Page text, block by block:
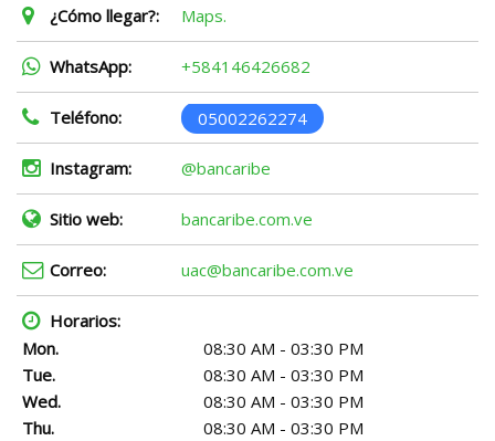
¿Cómo llegar?: Maps.
WhatsApp: +584146426682
Teléfono: 05002262274
Instagram: @bancaribe
Sitio web: bancaribe.com.ve
Correo: uac@bancaribe.com.ve
Horarios:
Mon.
08:30 AM - 03:30 PM
Tue.
08:30 AM - 03:30 PM
Wed.
08:30 AM - 03:30 PM
Thu.
08:30 AM - 03:30 PM